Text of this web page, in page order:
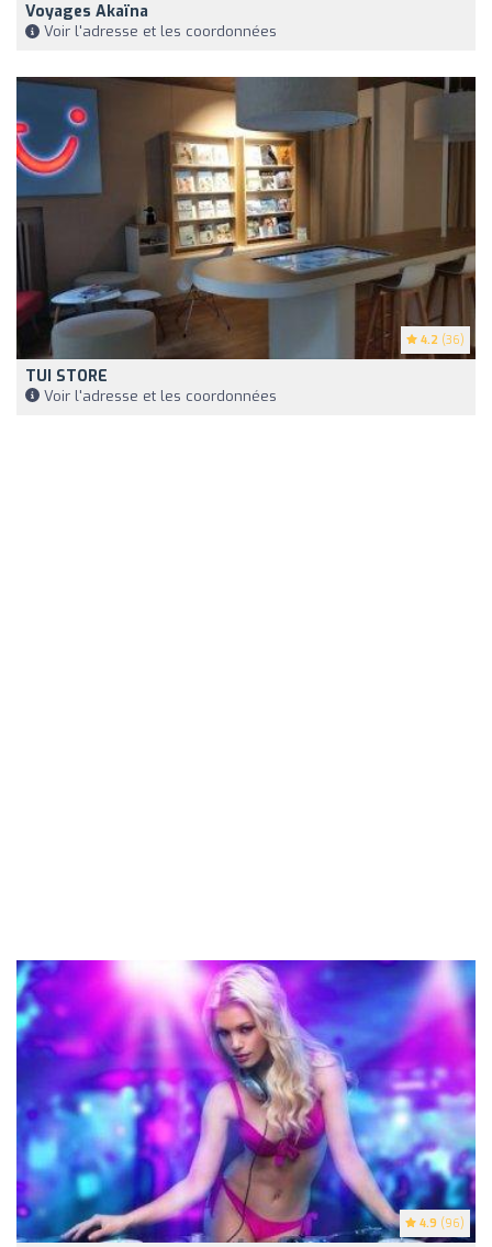
Voyages Akaïna
Voir l'adresse et les coordonnées
4.2 (36)
TUI STORE
Voir l'adresse et les coordonnées
4.9 (96)